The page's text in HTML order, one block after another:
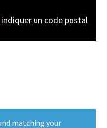
indiquer un code postal
matching your